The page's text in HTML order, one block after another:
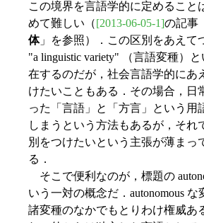
この境界を言語学的に定めること
めて難しい（[2013-06-05-1]の記事
体」を参照）．この区別をあえて
"a linguistic variety" （言語変種）
在するのだが，社会言語学的にあ
けたいこともある．その場合，日
った「言語」と「方言」という用
しまうという方法もあるが，それ
別をつけたいという主張が薄まっ
る．
そこで便利なのが，標題の
いう一対の概念だ．autonomous
諸変種のなかでもとりわけ権威あ